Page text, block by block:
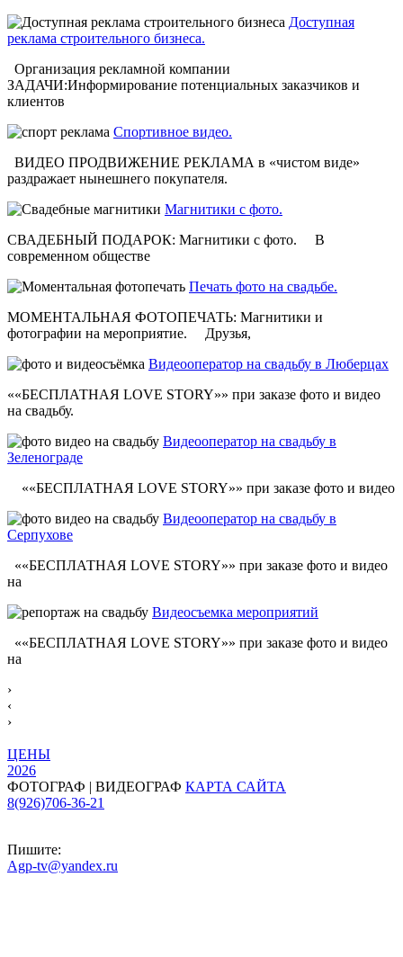
Доступная
реклама строительного бизнеса.
Организация рекламной компании
ЗАДАЧИ:Информирование потенциальных заказчиков и
клиентов
Спортивное видео.
ВИДЕО ПРОДВИЖЕНИЕ РЕКЛАМА в «чистом виде»
раздражает нынешнего покупателя.
Магнитики с фото.
СВАДЕБНЫЙ ПОДАРОК: Магнитики с фото. В
современном обществе
Печать фото на свадьбе.
МОМЕНТАЛЬНАЯ ФОТОПЕЧАТЬ: Магнитики и
фотографии на мероприятие. Друзья,
Видеооператор на свадьбу в Люберцах
««БЕСПЛАТНАЯ LOVE STORY»» при заказе фото и видео
на свадьбу.
Видеооператор на свадьбу в
Зеленограде
««БЕСПЛАТНАЯ LOVE STORY»» при заказе фото и видео
Видеооператор на свадьбу в
Серпухове
««БЕСПЛАТНАЯ LOVE STORY»» при заказе фото и видео
на
Видеосъемка мероприятий
««БЕСПЛАТНАЯ LOVE STORY»» при заказе фото и видео
на
›
‹
›
ЦЕНЫ
2026
ФОТОГРАФ | ВИДЕОГРАФ КАРТА САЙТА
8(926)706-36-21
Пишите:
Agp-tv@yandex.ru